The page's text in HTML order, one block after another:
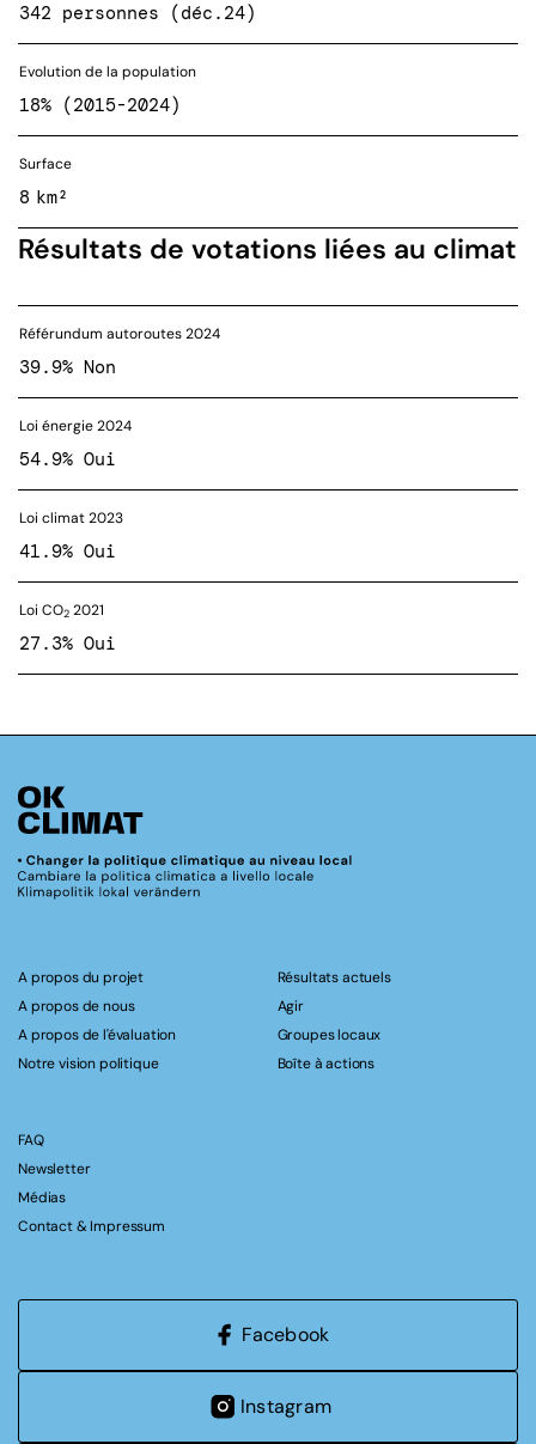
342 personnes (déc.24)
Evolution de la population
18% (2015-2024)
Surface
8 km²
Résultats de votations liées au climat
Référundum autoroutes 2024
39.9% Non
Loi énergie 2024
54.9% Oui
Loi climat 2023
41.9% Oui
Loi CO2 2021
27.3% Oui
A propos du projet
A propos de nous
A propos de l'évaluation
Notre vision politique
Résultats actuels
Agir
Groupes locaux
Boîte à actions
FAQ
Newsletter
Médias
Contact & Impressum
Facebook
Instagram